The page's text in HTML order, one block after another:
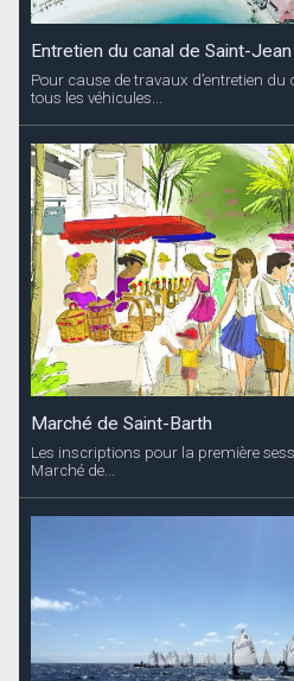
Entretien du canal de Saint-Jean
Pour cause de travaux d’entretien
tous les véhicules...
Marché de Saint-Barth
Les inscriptions pour la première
Marché de...